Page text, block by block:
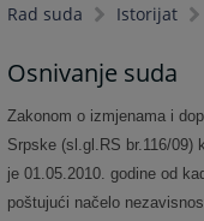
Rad suda Istorijat
Osnivanje suda
Zakonom o izmjenama i
Srpske (sl.gl.RS br.116/09)
je 01.05.2010. godine od
poštujući načelo